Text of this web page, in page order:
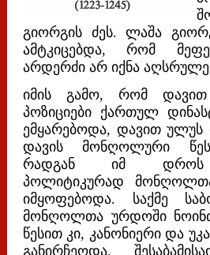
გიორგის ძეს. ლაშა
ამტკიცებდა, რომ
არდერძი არ იქნა
იმის გამო, რომ დავით
პოზიციები ქართულ
ემყარებოდა, დავით ულუს
დავის მონღოლური
რადგან იმ დროს
პოლიტიკურად
იმყოფებოდა. საქმე
მონღოლთა ურდოში
წესით კი, კანონიერი და
განირჩეოდა.